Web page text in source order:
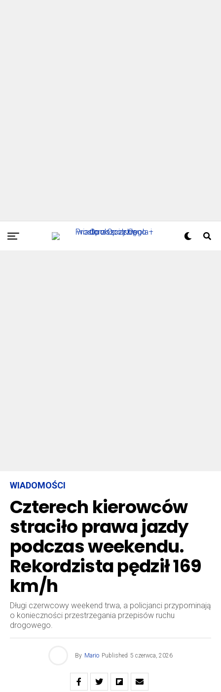
WIADOMOŚCI
Czterech kierowców
straciło prawa jazdy
podczas weekendu.
Rekordzista pędził 169
km/h
Długi czerwcowy weekend trwa, a policjanci przypominają
o konieczności przestrzegania przepisów ruchu
drogowego.
By Mario Published 5 czerwca, 2026